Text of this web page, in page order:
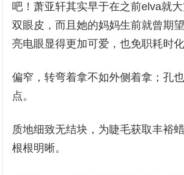
吧！萧亚轩其实早于在之前elva就
双眼皮，而且她的妈妈生前就曾期
亮电眼显得更加可爱，也免职耗时化
偏窄，转弯着拿不如外侧着拿；孔
点。
质地细致无结块，为睫毛获取丰裕
根根明晰。